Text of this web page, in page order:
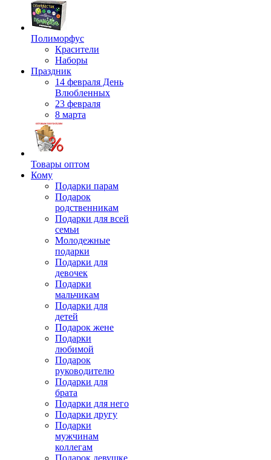
Полиморфус
Красители
Наборы
Праздник
14 февраля День
Влюбленных
23 февраля
8 марта
Товары оптом
Кому
Подарки парам
Подарок
родственникам
Подарки для всей
семьи
Молодежные
подарки
Подарки для
девочек
Подарки
мальчикам
Подарки для
детей
Подарок жене
Подарки
любимой
Подарок
руководителю
Подарки для
брата
Подарки для него
Подарки другу
Подарки
мужчинам
коллегам
Подарок девушке